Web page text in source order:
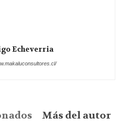
Echeverria
Más del autor